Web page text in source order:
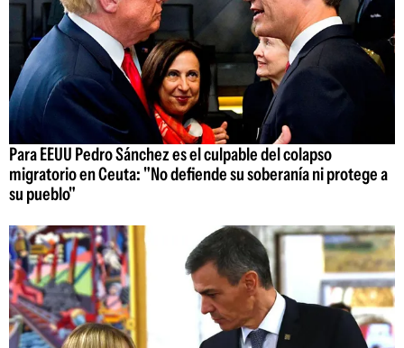
Para EEUU Pedro Sánchez es el culpable del colapso
migratorio en Ceuta: "No defiende su soberanía ni protege a
su pueblo"